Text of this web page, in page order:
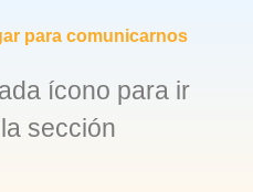
para comunicarnos
ícono para ir
sección